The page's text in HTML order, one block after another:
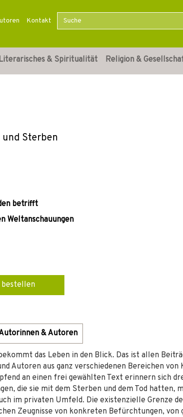
Kontakt
& Spiritualität Religion &
Sterben
betrifft
Weltanschauungen
bestellen
& Autoren
das Leben in den Blick. Das ist allen
Autoren aus ganz verschiedenen Bereichen
an einen frei gewählten Text erinnern sich
die sie mit dem Sterben und dem Tod hatten,
im privaten Umfeld. Die existenzielle Grenze
Zeugnisse von konkreten Befürchtungen, von